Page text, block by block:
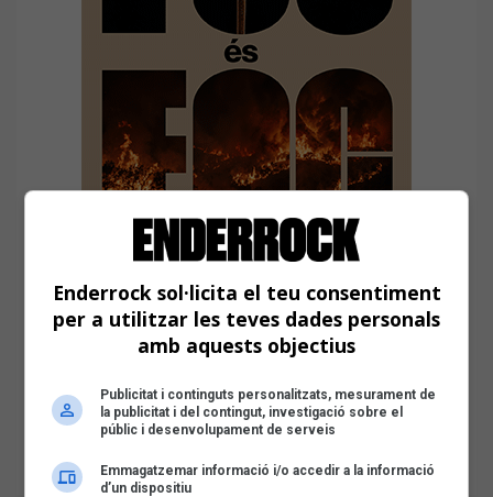
Enderrock sol·licita el teu consentiment
per a utilitzar les teves dades personals
amb aquests objectius
Publicitat i continguts personalitzats, mesurament de
la publicitat i del contingut, investigació sobre el
públic i desenvolupament de serveis
Emmagatzemar informació i/o accedir a la informació
d’un dispositiu